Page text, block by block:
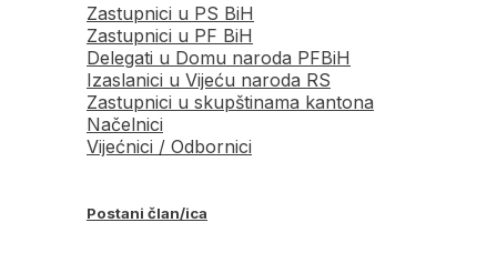
Zastupnici u PS BiH
Zastupnici u PF BiH
Delegati u Domu naroda PFBiH
Izaslanici u Vijeću naroda RS
Zastupnici u skupštinama kantona
Načelnici
Vijećnici / Odbornici
Postani član/ica